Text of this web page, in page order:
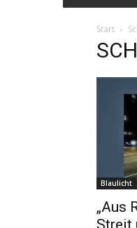
Start
Blaulicht
„Aus
Streit